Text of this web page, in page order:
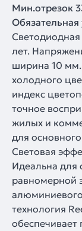
Мин.отрезок
Светодиодная
лет.
ширина 10
холодного
индекс
точное
жилых и
для
Световая
Идеальна для
равномерной
технология
обеспечивает